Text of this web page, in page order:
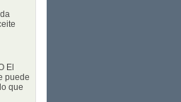
El
puede
que